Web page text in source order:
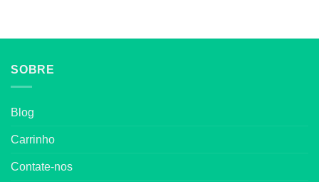
SOBRE
Blog
Carrinho
Contate-nos